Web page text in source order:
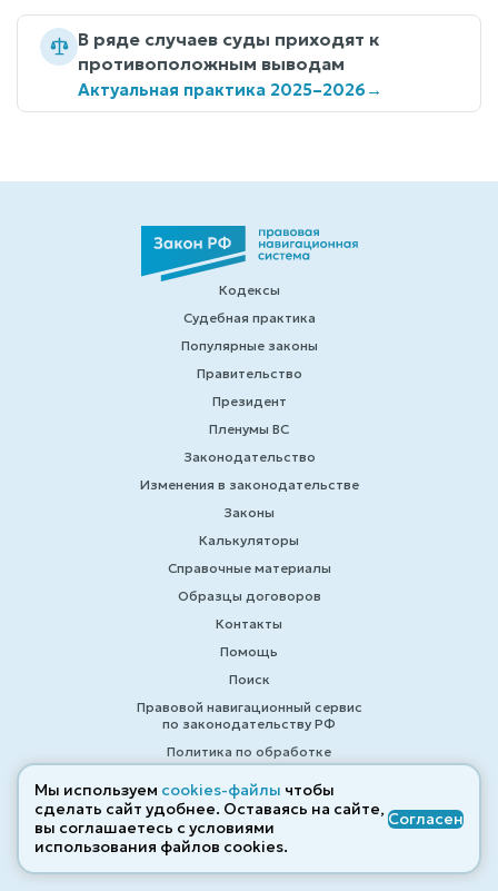
В ряде случаев суды приходят к
противоположным выводам
Актуальная практика 2025–2026→
Кодексы
Судебная практика
Популярные законы
Правительство
Президент
Пленумы ВС
Законодательство
Изменения в законодательстве
Законы
Калькуляторы
Справочные материалы
Образцы договоров
Контакты
Помощь
Поиск
Правовой навигационный сервис
по законодательству РФ
Политика по обработке
персональных данных
Политика использования cookies
Кодексы и Законы Российской
Федерации 2007-2026
Мы используем cookies-файлы чтобы
сделать сайт удобнее. Оставаясь на сайте,
вы соглашаетесь с условиями
использования файлов cооkies.
Согласен